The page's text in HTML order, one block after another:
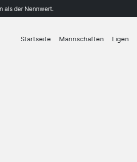
als der Nennwert.
Startseite Mannschaften Ligen